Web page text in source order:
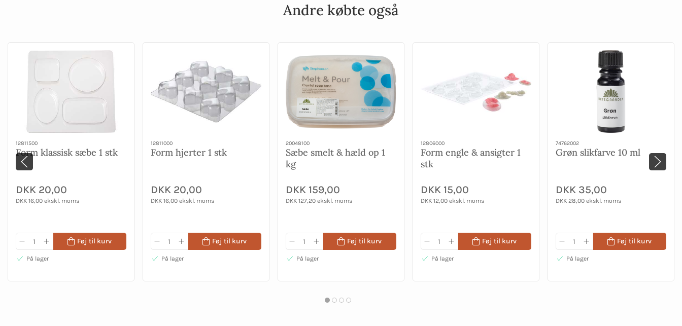
Andre købte også
12811500
Form klassisk sæbe 1 stk
DKK 20,00
DKK 16,00 ekskl. moms
Føj til kurv
På lager
12811000
Form hjerter 1 stk
DKK 20,00
DKK 16,00 ekskl. moms
Føj til kurv
På lager
20048100
Sæbe smelt & hæld op 1
kg
DKK 159,00
DKK 127,20 ekskl. moms
Føj til kurv
På lager
12806000
Form engle & ansigter 1
stk
DKK 15,00
DKK 12,00 ekskl. moms
Føj til kurv
På lager
74762002
Grøn slikfarve 10 ml
DKK 35,00
DKK 28,00 ekskl. moms
Føj til kurv
På lager